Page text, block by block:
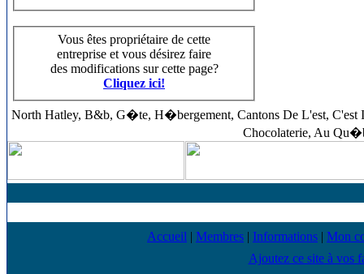
Vous êtes propriétaire de cette
entreprise et vous désirez faire
des modifications sur cette page?
Cliquez ici!
North Hatley, B&b, G�te, H�bergement, Cantons De L'est,
Chocolaterie, Au
Accueil | Membres | Informations | Mon
Ajoutez ce site à vos